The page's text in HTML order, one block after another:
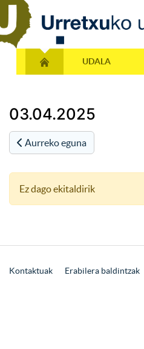
UDALA
03.04.2025
Aurreko eguna
Ez dago ekitaldirik
Kontaktuak Erabilera baldintzak